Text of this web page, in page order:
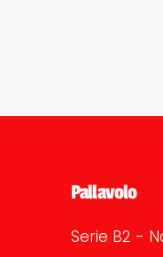
Pallavolo
Serie B2 -